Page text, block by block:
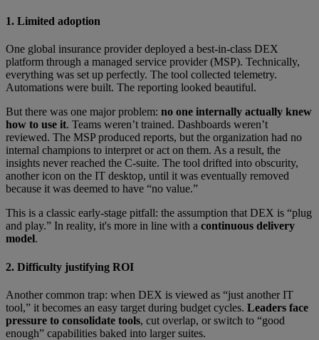
1. Limited adoption
One global insurance provider deployed a best-in-class DEX
platform through a managed service provider (MSP). Technically,
everything was set up perfectly. The tool collected telemetry.
Automations were built. The reporting looked beautiful.
But there was one major problem: no one internally actually knew
how to use it. Teams weren’t trained. Dashboards weren’t
reviewed. The MSP produced reports, but the organization had no
internal champions to interpret or act on them. As a result, the
insights never reached the C-suite. The tool drifted into obscurity,
another icon on the IT desktop, until it was eventually removed
because it was deemed to have “no value.”
This is a classic early-stage pitfall: the assumption that DEX is “plug
and play.” In reality, it's more in line with a continuous delivery
model.
2. Difficulty justifying ROI
Another common trap: when DEX is viewed as “just another IT
tool,” it becomes an easy target during budget cycles. Leaders face
pressure to consolidate tools, cut overlap, or switch to “good
enough” capabilities baked into larger suites.